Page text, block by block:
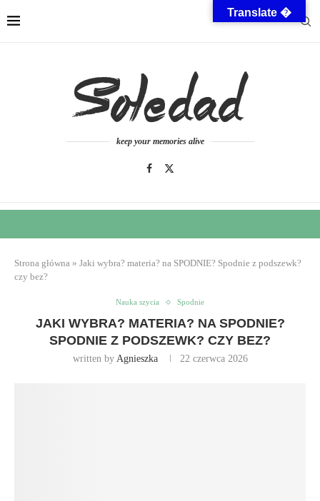
keep your memories alive
Strona główna » Jaki wybra? materia? na SPODNIE? Spodnie z podszewk?
czy bez?
Nauka szycia Spodnie
JAKI WYBRA? MATERIA? NA SPODNIE?
SPODNIE Z PODSZEWK? CZY BEZ?
written by Agnieszka 22 czerwca 2026
Translate �